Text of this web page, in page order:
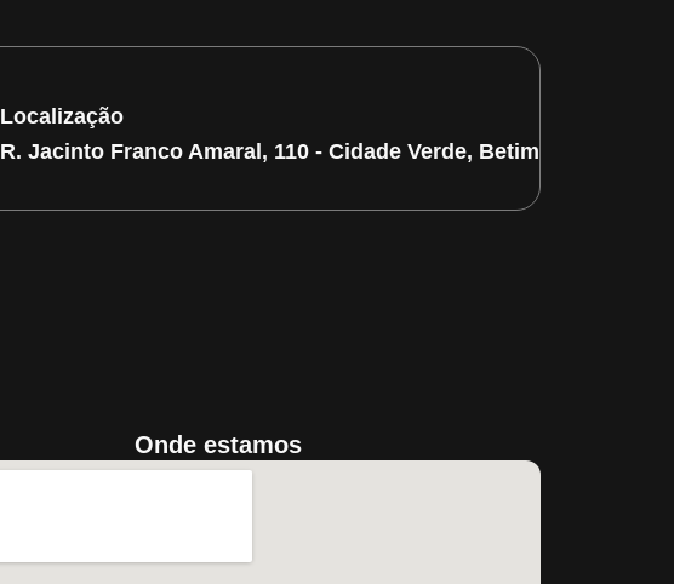
Localização
R. Jacinto Franco Amaral, 110 - Cidade Verde, Betim/MG
Onde estamos